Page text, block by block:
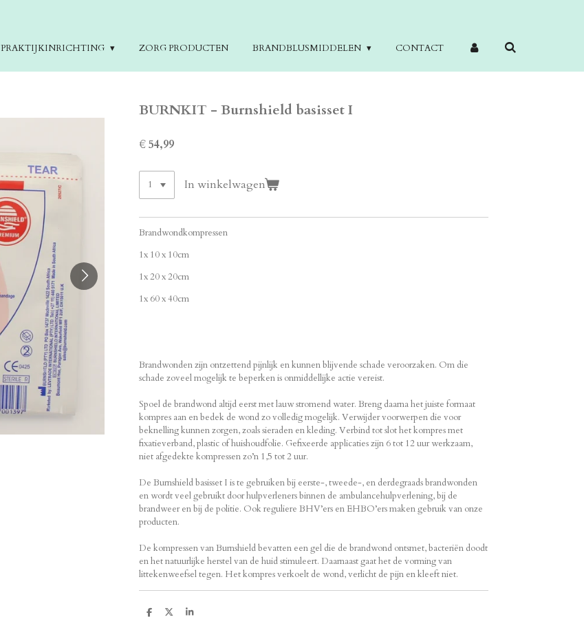
PRAKTIJKINRICHTING ZORG PRODUCTEN BRANDBLUSMIDDELEN CONTACT
BURNKIT - Burnshield basisset I
€ 54,99
In winkelwagen
Brandwondkompressen
1x 10 x 10cm
1x 20 x 20cm
1x 60 x 40cm
Brandwonden zijn ontzettend pijnlijk en kunnen blijvende schade veroorzaken. Om die
schade zoveel mogelijk te beperken is onmiddellijke actie vereist.
Spoel de brandwond altijd eerst met lauw stromend water. Breng daarna het juiste formaat
kompres aan en bedek de wond zo volledig mogelijk. Verwijder voorwerpen die voor
beknelling kunnen zorgen, zoals sieraden en kleding. Verbind tot slot het kompres met
fixatieverband, plastic of huishoudfolie. Gefixeerde applicaties zijn 6 tot 12 uur werkzaam,
niet afgedekte kompressen zo’n 1,5 tot 2 uur.
De Burnshield basisset I is te gebruiken bij eerste-, tweede-, en derdegraads brandwonden
en wordt veel gebruikt door hulpverleners binnen de ambulancehulpverlening, bij de
brandweer en bij de politie. Ook reguliere BHV’ers en EHBO’ers maken gebruik van onze
producten.
De kompressen van Burnshield bevatten een gel die de brandwond ontsmet, bacteriën doodt
en het natuurlijke herstel van de huid stimuleert. Daarnaast gaat het de vorming van
littekenweefsel tegen. Het kompres verkoelt de wond, verlicht de pijn en kleeft niet.